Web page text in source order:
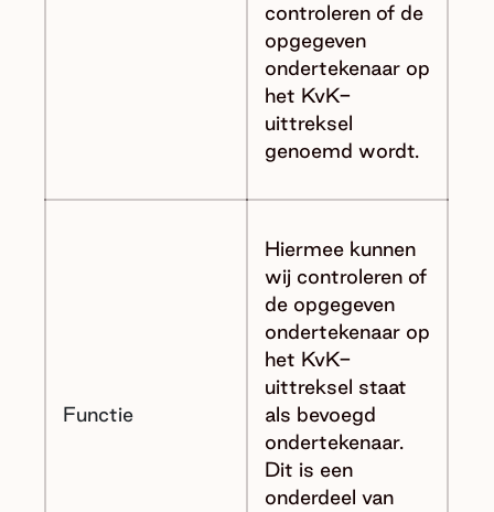
controleren of de
opgegeven
ondertekenaar op
het KvK-
uittreksel
genoemd wordt.
Functie
Hiermee kunnen
wij controleren of
de opgegeven
ondertekenaar op
het KvK-
uittreksel staat
als bevoegd
ondertekenaar.
Dit is een
onderdeel van